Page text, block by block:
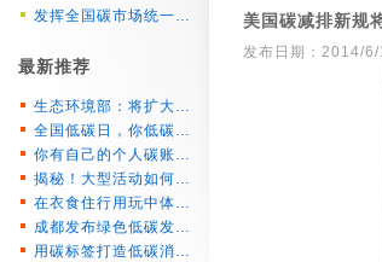
发挥全国碳市场统一…
最新推荐
生态环境部：将扩大…
全国低碳日，你低碳…
你有自己的个人碳账…
揭秘！大型活动如何…
在衣食住行用玩中体…
成都发布绿色低碳发…
用碳标签打造低碳消…
美国碳减排新规
发布日期：2014/